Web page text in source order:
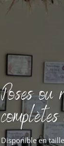
Poses ou
Disponible en